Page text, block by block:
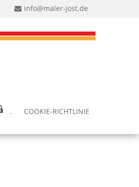
info@maler-jost.de
. COO­KIE-RICH­T­­LI­­NIE